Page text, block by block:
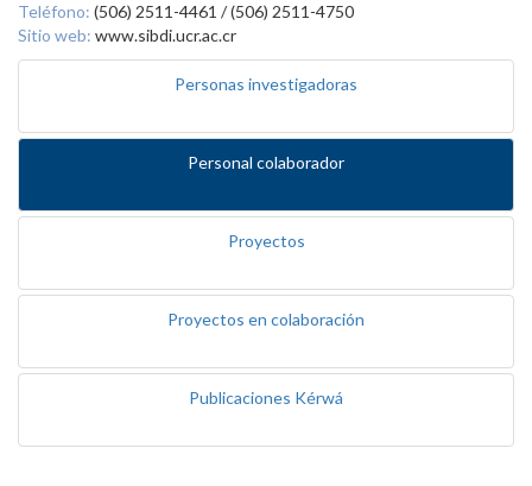
Teléfono: (506) 2511-4461 / (506) 2511-4750
Sitio web: www.sibdi.ucr.ac.cr
Personas investigadoras
Personal colaborador
Proyectos
Proyectos en colaboración
Publicaciones Kérwá